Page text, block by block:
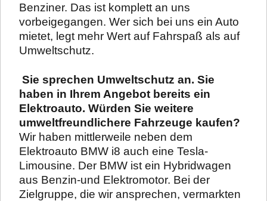
Benziner. Das ist komplett an uns
vorbeigegangen. Wer sich bei uns ein Auto
mietet, legt mehr Wert auf Fahrspaß als auf
Umweltschutz.
Sie sprechen Umweltschutz an. Sie
haben in Ihrem Angebot bereits ein
Elektroauto. Würden Sie weitere
umweltfreundlichere Fahrzeuge kaufen?
Wir haben mittlerweile neben dem
Elektroauto BMW i8 auch eine Tesla-
Limousine. Der BMW ist ein Hybridwagen
aus Benzin-und Elektromotor. Bei der
Zielgruppe, die wir ansprechen, vermarkten